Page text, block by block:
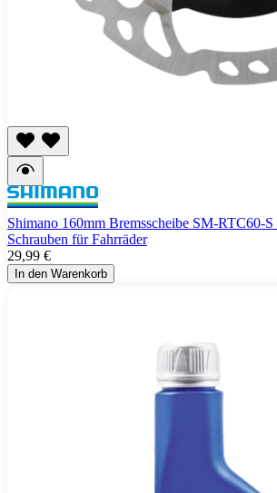
Shimano 160mm Bremsscheibe SM-RTC60-
Schrauben für Fahrräder
29,99 €
In den Warenkorb